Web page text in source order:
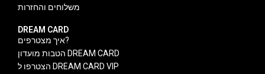
משלוחים והחזרות
DREAM CARD
איך מצטרפים?
הטבות מועדון DREAM CARD
הצטרפו ל DREAM CARD VIP